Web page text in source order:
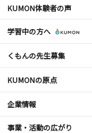
KUMON体験者の声
学習中の方へ
くもんの先生募集
KUMONの原点
企業情報
事業・活動の広がり